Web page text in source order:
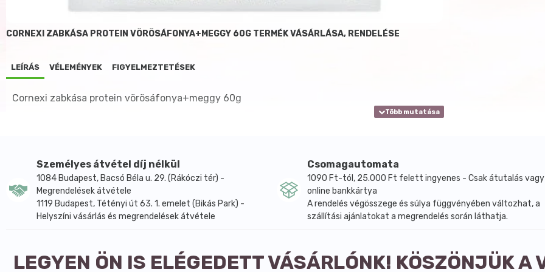
CORNEXI ZABKÁSA PROTEIN VÖRÖSÁFONYA+MEGGY 60G TERMÉK VÁSÁRLÁSA, RENDELÉSE
LEÍRÁS VÉLEMÉNYEK FIGYELMEZTETÉSEK
Cornexi zabkása protein vörösáfonya+meggy 60g
Személyes átvétel díj nélkül
1084 Budapest, Bacsó Béla u. 29. (Rákóczi tér) -
Megrendelések átvétele
1119 Budapest, Tétényi út 63. 1. emelet (Bikás Park) -
Helyszíni vásárlás és megrendelések átvétele
Csomagautomata
1090 Ft-tól, 25.000 Ft felett ingyenes - Csak átutalás vagy
online bankkártya
A rendelés végösszege és súlya függvényében változhat, a
szállítási ajánlatokat a megrendelés során láthatja.
LEGYEN ÖN IS ELÉGEDETT VÁSÁRLÓNK! KÖSZÖNJÜK